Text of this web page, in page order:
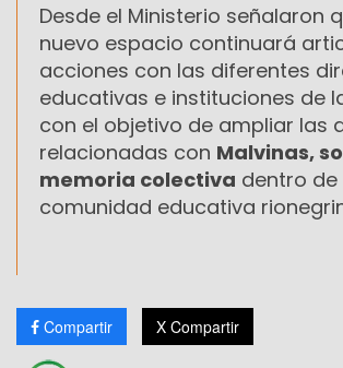
Desde el Ministerio señalaron
nuevo espacio continuará
acciones con las diferentes
educativas e instituciones de
con el objetivo de ampliar las
relacionadas con Malvinas,
memoria colectiva dentro de
comunidad educativa
Compartir X Compartir